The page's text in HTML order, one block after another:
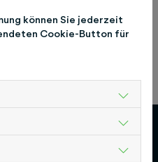
können Sie jederzeit
Cookie-Button für